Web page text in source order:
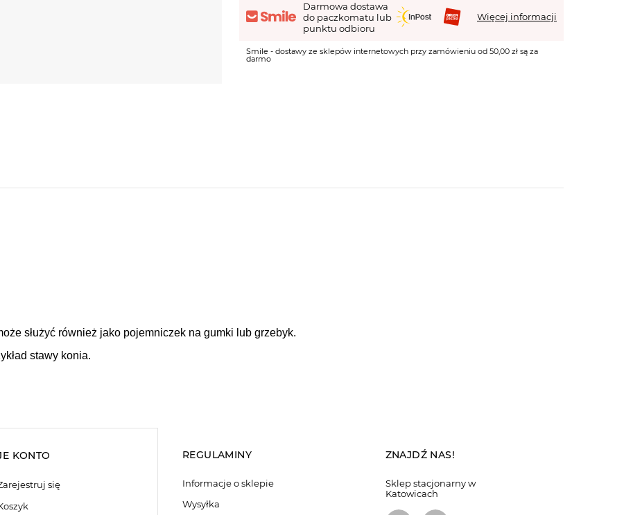
Darmowa dostawa
do paczkomatu lub
punktu odbioru
Więcej informacji
Smile - dostawy ze sklepów internetowych przy zamówieniu od 50,00 zł są za
darmo
służyć również jako pojemniczek na gumki lub grzebyk.
stawy konia.
KONTO
się
REGULAMINY
Informacje o sklepie
Wysyłka
ZNAJDŹ NAS!
Sklep stacjonarny w
Katowicach